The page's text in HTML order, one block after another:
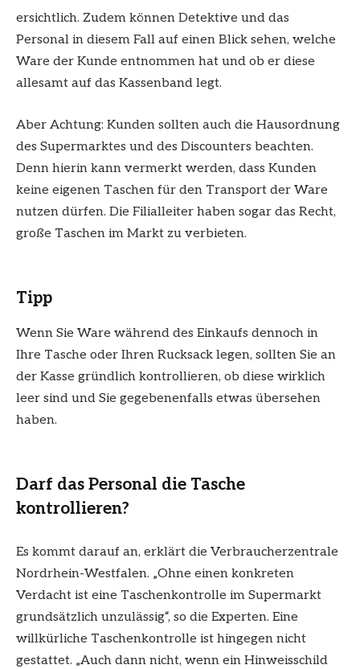
ersichtlich. Zudem können Detektive und das
Personal in diesem Fall auf einen Blick sehen, welche
Ware der Kunde entnommen hat und ob er diese
allesamt auf das Kassenband legt.
Aber Achtung: Kunden sollten auch die Hausordnung
des Supermarktes und des Discounters beachten.
Denn hierin kann vermerkt werden, dass Kunden
keine eigenen Taschen für den Transport der Ware
nutzen dürfen. Die Filialleiter haben sogar das Recht,
große Taschen im Markt zu verbieten.
Tipp
Wenn Sie Ware während des Einkaufs dennoch in
Ihre Tasche oder Ihren Rucksack legen, sollten Sie an
der Kasse gründlich kontrollieren, ob diese wirklich
leer sind und Sie gegebenenfalls etwas übersehen
haben.
Darf das Personal die Tasche
kontrollieren?
Es kommt darauf an, erklärt die Verbraucherzentrale
Nordrhein-Westfalen. „Ohne einen konkreten
Verdacht ist eine Taschenkontrolle im Supermarkt
grundsätzlich unzulässig“, so die Experten. Eine
willkürliche Taschenkontrolle ist hingegen nicht
gestattet. „Auch dann nicht, wenn ein Hinweisschild